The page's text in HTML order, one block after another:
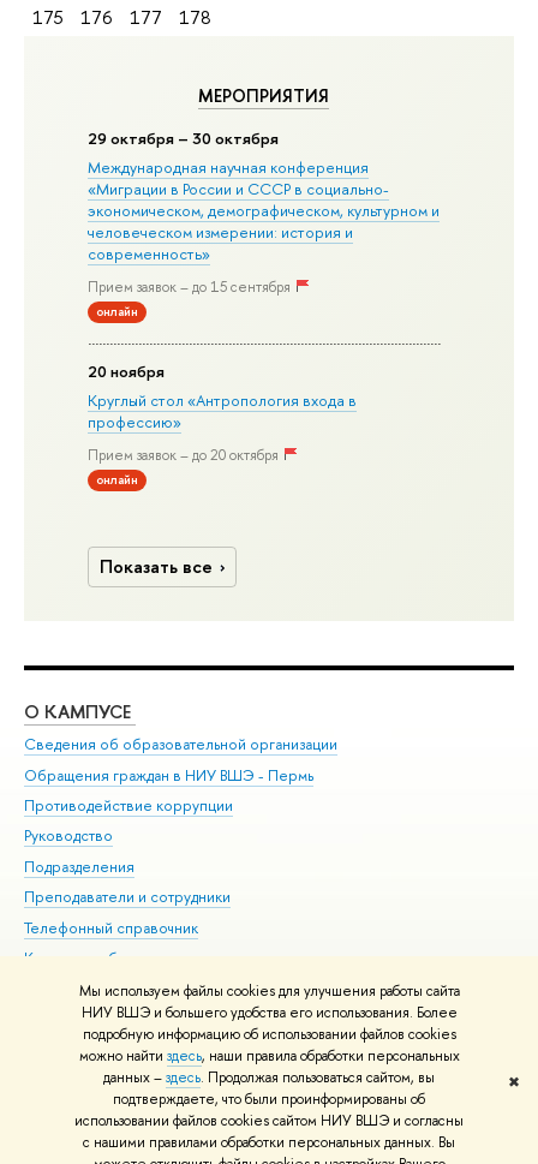
Мы используем файлы cookies для улучшения работы сайта
НИУ ВШЭ и большего удобства его использования. Более
подробную информацию об использовании файлов cookies
можно найти здесь, наши правила обработки персональных
данных –здесь. Продолжая пользоваться сайтом, вы
подтверждаете, что были проинформированы об
использовании файлов cookies сайтом НИУ ВШЭ и согласны
с нашими правилами обработки персональных данных. Вы
✖
МЕРОПРИЯТИЯ
29 октября – 30 октября
Международная научная конференция
«Миграции в Росcии и СССР в социально-
экономическом, демографическом, культурном и
человеческом измерении: история и
современность»
Прием заявок – до 15 сентября
онлайн
20 ноября
Круглый стол «Антропология входа в
профессию»
Прием заявок – до 20 октября
онлайн
Показать все
175
176 177 178
О КАМПУСЕ
Сведения об образовательной организации
Обращения граждан в НИУ ВШЭ - Пермь
Противодействие коррупции
Руководство
Подразделения
Преподаватели и сотрудники
Телефонный справочник
Корпуса и общежития
ВШЭ для студентов с ограниченными возможностями
здоровья и инвалидностью
Единая платежная страница
© НИУ ВШЭ 1993–2026 Условия использования материалов Адреса
и контакты Карта сайта